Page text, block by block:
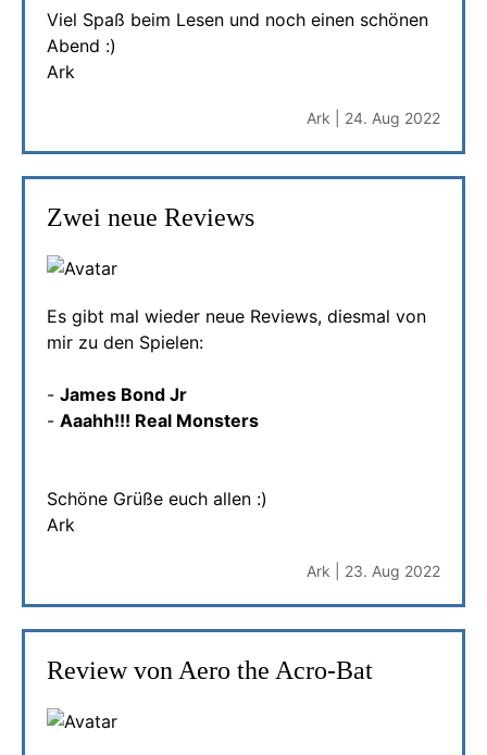
Viel Spaß beim Lesen und noch einen schönen
Abend :)
Ark
Ark | 24. Aug 2022
Zwei neue Reviews
Es gibt mal wieder neue Reviews, diesmal von
mir zu den Spielen:
- James Bond Jr
- Aaahh!!! Real Monsters
Schöne Grüße euch allen :)
Ark
Ark | 23. Aug 2022
Review von Aero the Acro-Bat